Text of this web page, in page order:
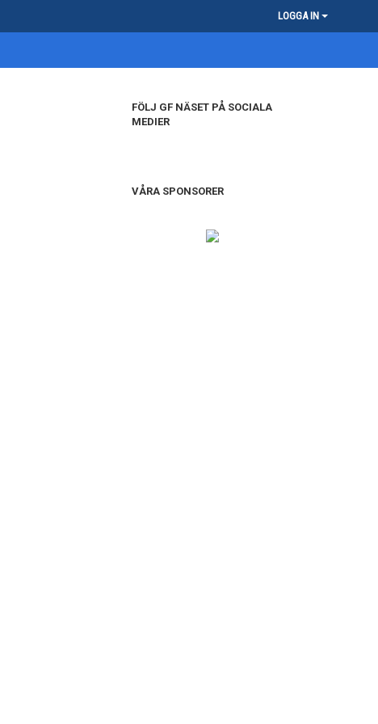
LOGGA IN
FÖLJ GF NÄSET PÅ SOCIALA
MEDIER
VÅRA SPONSORER